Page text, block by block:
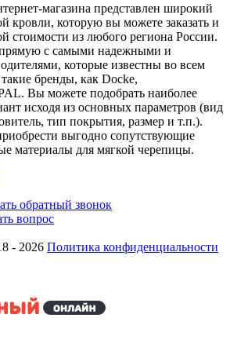
магазина представлен широкий
кровли, которую вы можете заказать и
стоимости из любого региона России.
с самыми надежными и
которые известны во всем
бренды, как Docke,
Вы можете подобрать наиболее
исходя из основных параметров (вид
тип покрытия, размер и т.п.).
выгодно сопутствующие
материалы для мягкой черепицы.
обратный звонок
вопрос
- 2026 Политика конфиденциальности